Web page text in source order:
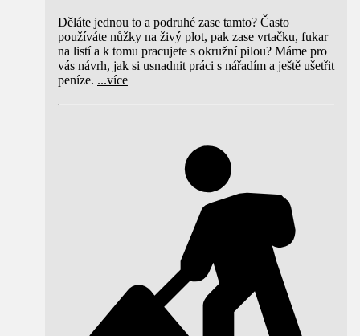
Děláte jednou to a podruhé zase tamto? Často
používáte nůžky na živý plot, pak zase vrtačku, fukar
na listí a k tomu pracujete s okružní pilou? Máme pro
vás návrh, jak si usnadnit práci s nářadím a ještě ušetřit
peníze. ...více